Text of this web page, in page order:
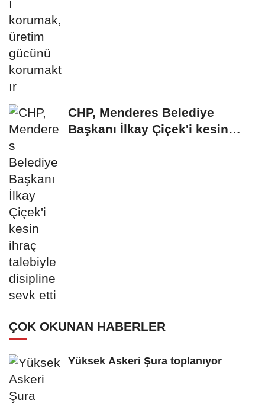
CHP, Menderes Belediye
Başkanı İlkay Çiçek'i kesin
ÇOK OKUNAN HABERLER
Yüksek Askeri Şura toplanıyor